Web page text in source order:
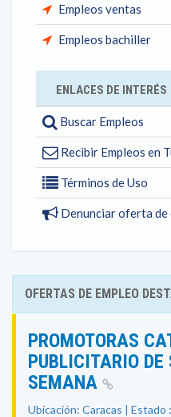
Empleos ventas
Empleos bachiller
ENLACES DE INTERÉS
Buscar Empleos
Recibir Empleos en
Términos de Uso
Denunciar oferta de
OFERTAS DE EMPLEO
PROMOTORAS
PUBLICITARIO
SEMANA
Ubicación: Caracas |